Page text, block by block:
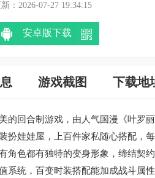
新：2026-07-27 19:34:15
安卓版下载
游戏截图 下载地
的回合制游戏，由人气国漫《叶罗
扮娃娃屋，上百件家私随心搭配，
角色都有独特的变身形象，缔结契
系统，百变时装搭配能加成战斗属